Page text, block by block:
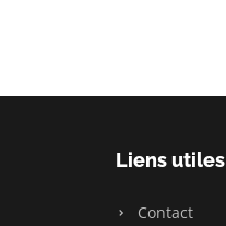
Liens utiles
Contact